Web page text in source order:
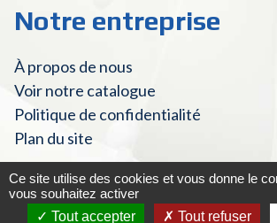
Notre entreprise
À propos de nous
Voir notre catalogue
Politique de confidentialité
Plan du site
© Fourniture Laitière 2022 - Tous droits
Ce site utilise des cookies et vous donne le
vous souhaitez activer
Tout accepter
Tout refuser